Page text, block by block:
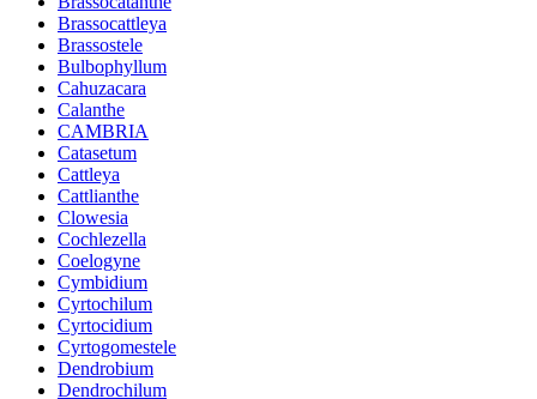
Brassocattleya
Brassostele
Bulbophyllum
Cahuzacara
Calanthe
CAMBRIA
Catasetum
Cattleya
Cattlianthe
Clowesia
Cochlezella
Coelogyne
Cymbidium
Cyrtochilum
Cyrtocidium
Cyrtogomestele
Dendrobium
Dendrochilum